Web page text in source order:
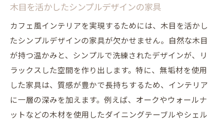
木目を活かしたシンプルデザインの家具
カフェ風インテリアを実現するためには、木目を活かし
たシンプルデザインの家具が欠かせません。自然な木目
が持つ温かみと、シンプルで洗練されたデザインが、リ
ラックスした空間を作り出します。特に、無垢材を使用
した家具は、質感が豊かで長持ちするため、インテリア
に一層の深みを加えます。例えば、オークやウォールナ
ットなどの木材を使用したダイニングテーブルやシェル